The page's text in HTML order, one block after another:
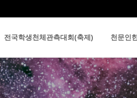
전국학생천체관측대회(축제) 천문인